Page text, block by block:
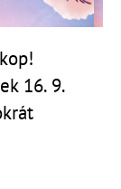
16. 9.